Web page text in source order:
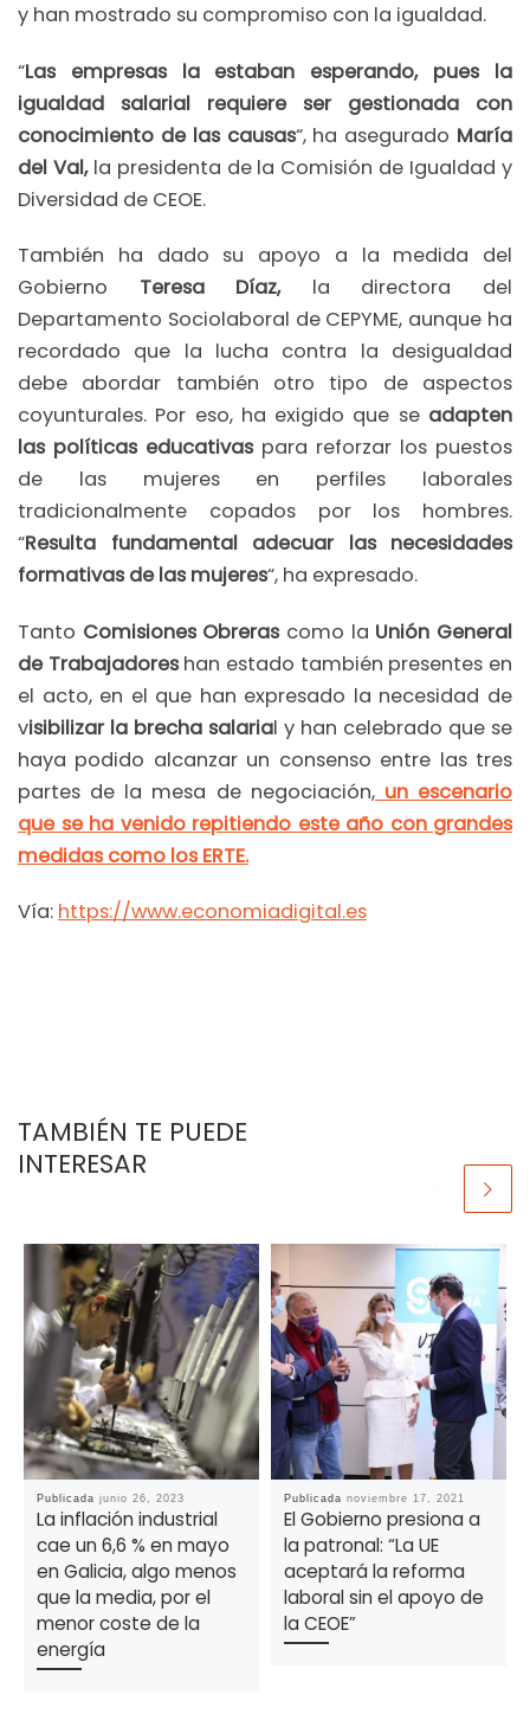
y han mostrado su compromiso con la igualdad.
“Las empresas la estaban esperando, pues la
igualdad salarial requiere ser gestionada con
conocimiento de las causas“, ha asegurado María
del Val, la presidenta de la Comisión de Igualdad y
Diversidad de CEOE.
También ha dado su apoyo a la medida del
Gobierno Teresa Díaz,la directora del
Departamento Sociolaboral de CEPYME, aunque ha
recordado que la lucha contra la desigualdad
debe abordar también otro tipo de aspectos
coyunturales. Por eso, ha exigido que se adapten
las políticas educativas para reforzar los puestos
de las mujeres en perfiles laborales
tradicionalmente copados por los hombres.
“Resulta fundamental adecuar las necesidades
formativas de las mujeres“, ha expresado.
Tanto Comisiones Obreras como la Unión General
de Trabajadores han estado también presentes en
el acto, en el que han expresado la necesidad de
visibilizar la brecha salarial y han celebrado que se
haya podido alcanzar un consenso entre las tres
partes de la mesa de negociación,un escenario
que se ha venido repitiendo este año con grandes
medidas como los ERTE.
Vía: https://www.economiadigital.es
TAMBIÉN TE PUEDE
INTERESAR
Publicada junio 26, 2023
La inflación industrial
cae un 6,6 % en mayo
en Galicia, algo menos
que la media, por el
menor coste de la
energía
Publicada noviembre 17, 2021
El Gobierno presiona a
la patronal: “La UE
aceptará la reforma
laboral sin el apoyo de
la CEOE”